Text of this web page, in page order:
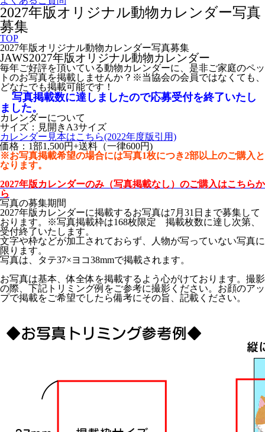
2027年版オリジナル動物カレンダー写真
募集
TOP
2027年版オリジナル動物カレンダー写真募集
JAWS2027年版オリジナル動物カレンダー
毎年ご好評を頂いている動物カレンダーに、是非ご家庭のペッ
トのお写真を掲載しませんか？※当協会の会員ではなくても、
どなたでも掲載可能です！
写真掲載数に達しましたので応募受付を終了いたし
ました。
カレンダーについて
サイズ：見開きA3サイズ
カレンダー見本はこちら(2022年度版引用)
価格：1部1,500円+送料（一律600円)
※お写真掲載希望の場合には写真1枚につき2部以上のご購入と
なります。
2027年版カレンダーのみ（写真掲載なし）のご購入はこちらか
ら
写真の募集期間
2027年版カレンダーに掲載するお写真は7月31日まで募集して
おります。※写真掲載枠は168枚限定 掲載枚数に達し次第、
受付終了いたします。
文字や枠などが加工されておらず、人物が写っていない写真に
限ります。
写真は、タテ37×ヨコ38mmで掲載されます。
お写真は基本、体全体を掲載するよう心がけております。撮影
の際、下記トリミング例をご参考に撮影ください。お顔のアッ
プで掲載をご希望でしたら備考にその旨、記載ください。